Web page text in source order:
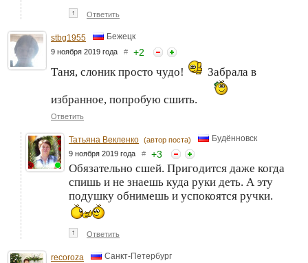
↑ Ответить
stbg1955 Бежецк
9 ноября 2019 года # +2
Таня, слоник просто чудо! Забрала в
избранное, попробую сшить.
Ответить
Татьяна Векленко (автор поста) Будённовск
9 ноября 2019 года # +3
Обязательно сшей. Пригодится даже когда
спишь и не знаешь куда руки деть. А эту
подушку обнимешь и успокоятся ручки.
↑ Ответить
recoroza Санкт-Петербург